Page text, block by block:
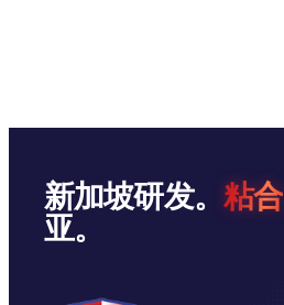
新加坡研发。 粘合
亚。